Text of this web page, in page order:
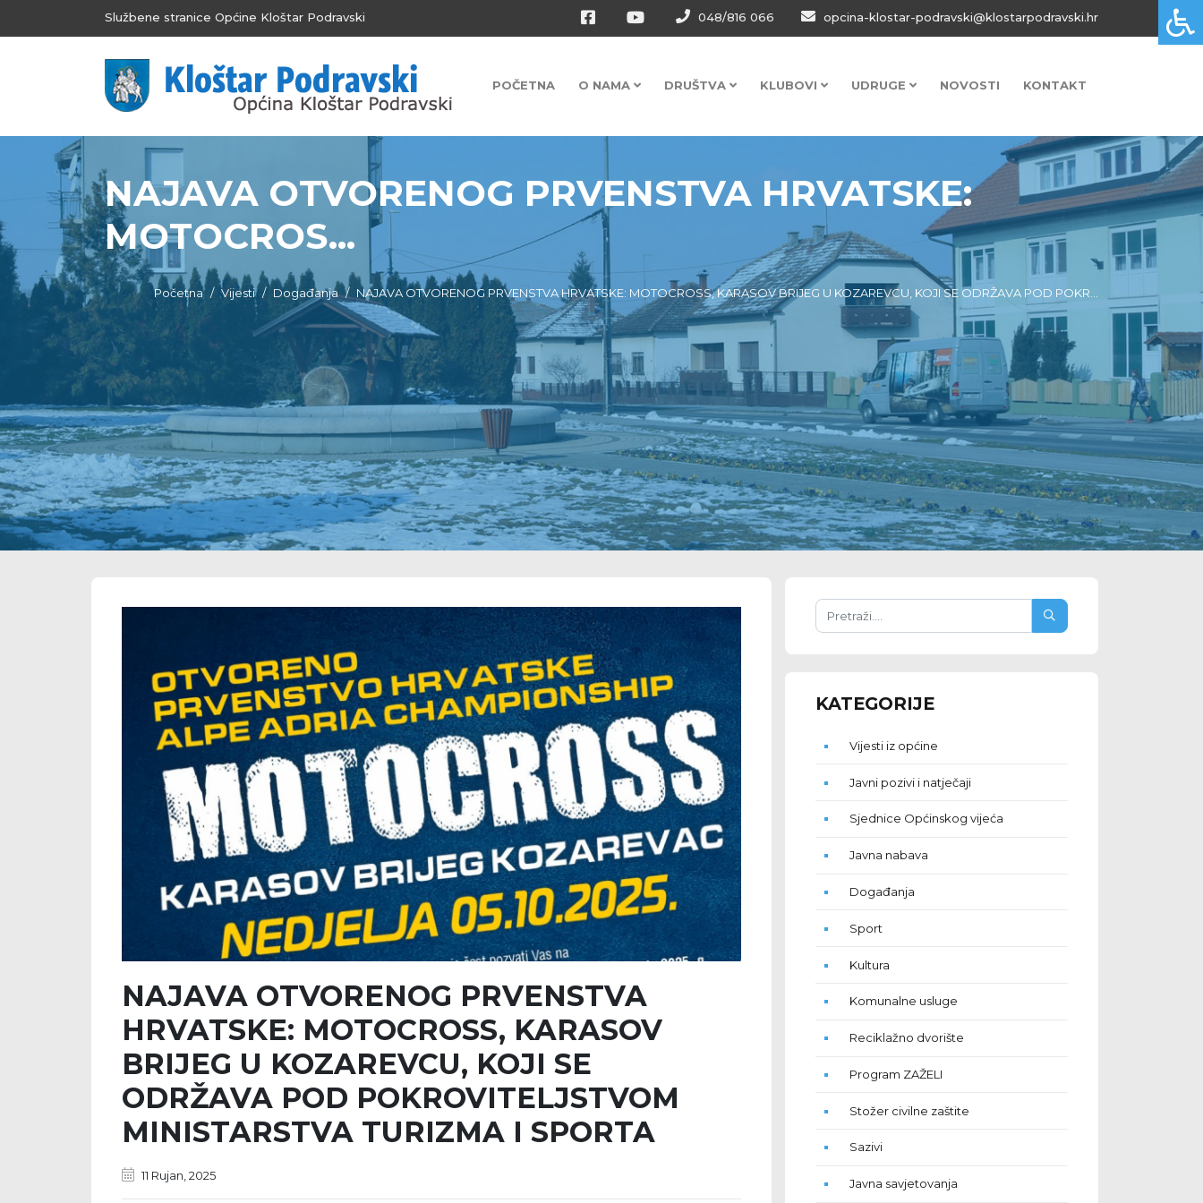
Službene stranice Općine Kloštar Podravski 048/816 066 opcina-klostar-podravski@klostarpodravski.hr
POČETNA O NAMA DRUŠTVA KLUBOVI UDRUGE NOVOSTI KONTAKT
NAJAVA OTVORENOG PRVENSTVA HRVATSKE:
MOTOCROS...
Početna Vijesti Događanja NAJAVA OTVORENOG PRVENSTVA HRVATSKE: MOTOCROSS, KARASOV BRIJEG U KOZAREVCU, KOJI SE ODRŽAVA POD POKR...
NAJAVA OTVORENOG PRVENSTVA
HRVATSKE: MOTOCROSS, KARASOV
BRIJEG U KOZAREVCU, KOJI SE
ODRŽAVA POD POKROVITELJSTVOM
MINISTARSTVA TURIZMA I SPORTA
11 Rujan, 2025
KATEGORIJE
Vijesti iz općine
Javni pozivi i natječaji
Sjednice Općinskog vijeća
Javna nabava
Događanja
Sport
Kultura
Komunalne usluge
Reciklažno dvorište
Program ZAŽELI
Stožer civilne zaštite
Sazivi
Javna savjetovanja